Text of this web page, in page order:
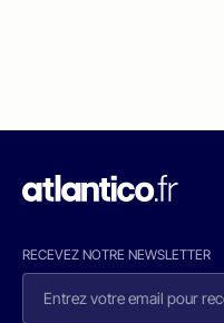
RECEVEZ NOTRE NEWSLETTER